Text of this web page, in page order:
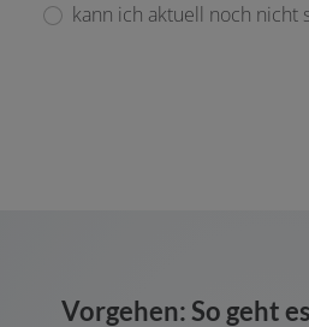
kann ich aktuell noch nicht
Vorgehen: So geht